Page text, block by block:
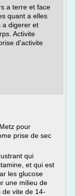
a terre et face
quant a elles
a digerer et
Activite
d'activite
pour
prise de sec
qui
et qui est
les glucose
une milieu de
vite de 14-